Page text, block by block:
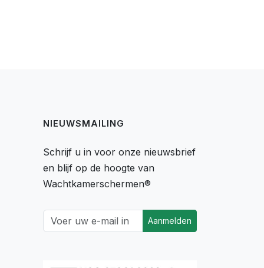
NIEUWSMAILING
Schrijf u in voor onze nieuwsbrief
en blijf op de hoogte van
Wachtkamerschermen®
Aanmelden